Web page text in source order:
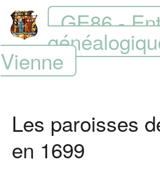
GE86 -
Vienne
Les paroisses
en 1699